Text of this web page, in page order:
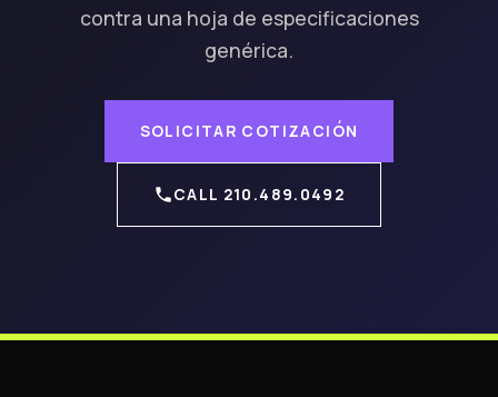
contra una hoja de especificaciones
genérica.
SOLICITAR COTIZACIÓN
CALL 210.489.0492